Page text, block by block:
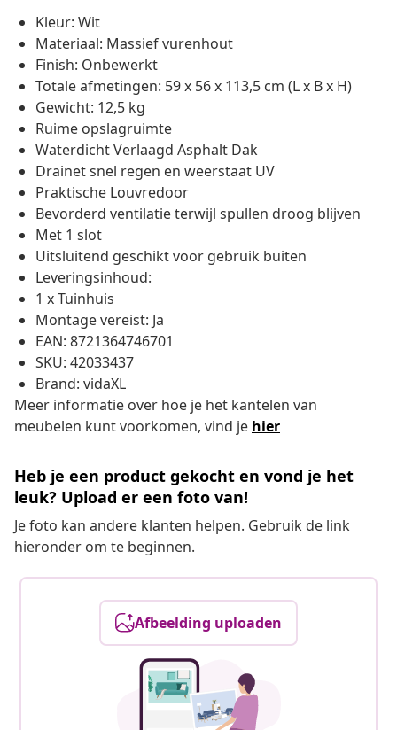
Kleur: Wit
Materiaal: Massief vurenhout
Finish: Onbewerkt
Totale afmetingen: 59 x 56 x 113,5 cm (L x B x H)
Gewicht: 12,5 kg
Ruime opslagruimte
Waterdicht Verlaagd Asphalt Dak
Drainet snel regen en weerstaat UV
Praktische Louvredoor
Bevorderd ventilatie terwijl spullen droog blijven
Met 1 slot
Uitsluitend geschikt voor gebruik buiten
Leveringsinhoud:
1 x Tuinhuis
Montage vereist: Ja
EAN: 8721364746701
SKU: 42033437
Brand: vidaXL
Meer informatie over hoe je het kantelen van
meubelen kunt voorkomen, vind je hier
Heb je een product gekocht en vond je het
leuk? Upload er een foto van!
Je foto kan andere klanten helpen. Gebruik de link
hieronder om te beginnen.
Afbeelding uploaden